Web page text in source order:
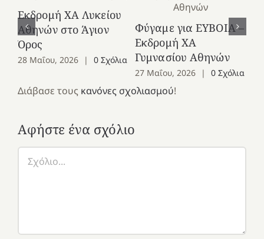
Εκδρομή ΧΑ Λυκείου
Αθηνών στο Άγιον
Όρος
28 Μαΐου, 2026 | 0 Σχόλια
Φύγαμε για ΕΥΒΟΙΑ –
Εκδρομή ΧΑ
Γυμνασίου Αθηνών
27 Μαΐου, 2026 | 0 Σχόλια
Διάβασε τους κανόνες σχολιασμού!
Αφήστε ένα σχόλιο